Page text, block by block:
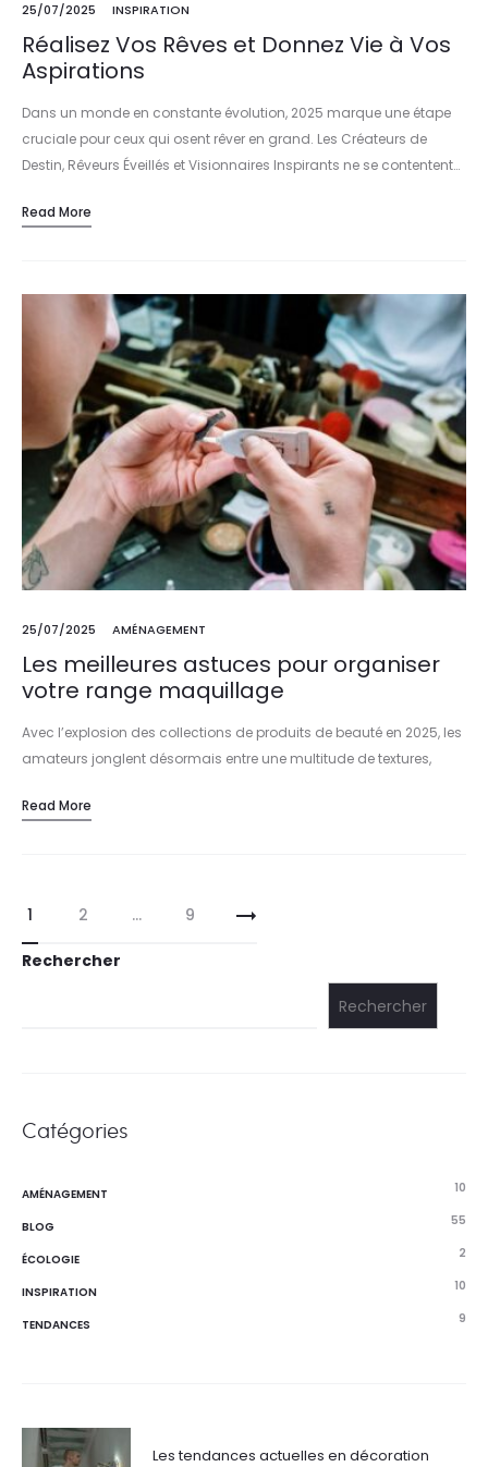
25/07/2025 INSPIRATION
Réalisez Vos Rêves et Donnez Vie à Vos
Aspirations
Dans un monde en constante évolution, 2025 marque une étape
cruciale pour ceux qui osent rêver en grand. Les Créateurs de
Destin, Rêveurs Éveillés et Visionnaires Inspirants ne se contentent…
Read More
25/07/2025 AMÉNAGEMENT
Les meilleures astuces pour organiser
votre range maquillage
Avec l’explosion des collections de produits de beauté en 2025, les
amateurs jonglent désormais entre une multitude de textures,
rouges à lèvres…
Read More
Pagination
des
1 2 … 9
Rechercher
Rechercher
Catégories
AMÉNAGEMENT 10
BLOG 55
ÉCOLOGIE 2
INSPIRATION 10
TENDANCES 9
Les tendances actuelles en décoration